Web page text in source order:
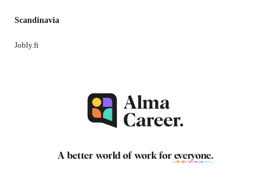
Scandinavia
Jobly.fi
A better world of work for everyone.